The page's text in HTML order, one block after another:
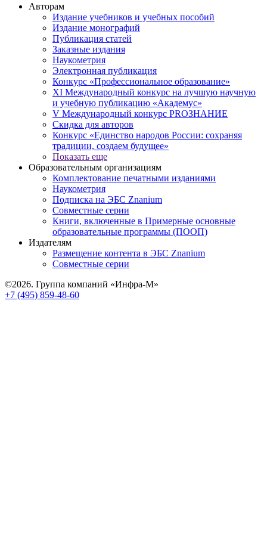
Авторам
Издание учебников и учебных пособий
Издание монографий
Публикация статей
Заказные издания
Наукометрия
Электронная публикация
Конкурс «Профессиональное образование»
XI Международный конкурс на лучшую научную
и учебную публикацию «Академус»
V Международный конкурс PROЗНАНИЕ
Скидка для авторов
Конкурс «Единство народов России: сохраняя
традиции, создаем будущее»
Показать еще
Образовательным организациям
Комплектование печатными изданиями
Наукометрия
Подписка на ЭБС Znanium
Совместные серии
Книги, включенные в Примерные основные
образовательные программы (ПООП)
Издателям
Размещение контента в ЭБС Znanium
Совместные серии
©2026. Группа компаний «Инфра-М»
+7 (495) 859-48-60